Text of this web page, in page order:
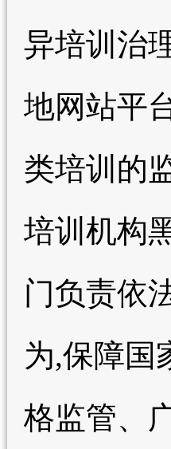
异培训治
地网站平
类培训的
培训机构
门负责依
为,保障国
格监管、